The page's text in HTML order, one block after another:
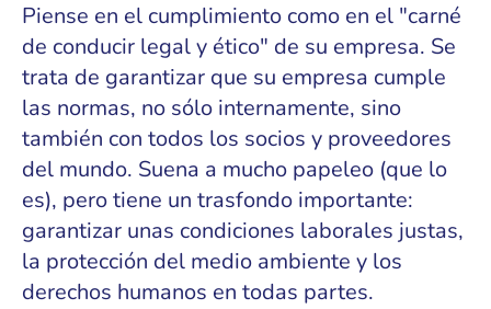
Piense en el cumplimiento como en el "carné
de conducir legal y ético" de su empresa. Se
trata de garantizar que su empresa cumple
las normas, no sólo internamente, sino
también con todos los socios y proveedores
del mundo. Suena a mucho papeleo (que lo
es), pero tiene un trasfondo importante:
garantizar unas condiciones laborales justas,
la protección del medio ambiente y los
derechos humanos en todas partes.